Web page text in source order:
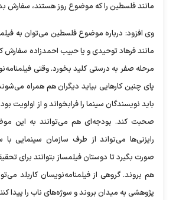
مانند فلسطین را که موضوع روز هستند، سفارش
وی افزود: درباره موضوع فلسطین می‌توان به
مانند فرهاد توحیدی و یا حبیب احمدزاده سفارش
مرحله صفر به درستی کلید بخورد. وقتی
پای چنین کار‌هایی بیاید دیگران هم همراه
باید نویسندگان سینما را فرابخواند و از اولویت
صحبت کند. بودجه‌ای هم می‌توانند به این
رایزنی‌ها می‌تواند از طرف سازمان سینمایی با
صورت بگیرد تا دوستان فیلمساز بتوانند برای
هم بروند. گروهی از فیلمنامه‌نویسان کاربلد
پژوهشی به میدان بروند و سوژه‌های ناب را پیدا